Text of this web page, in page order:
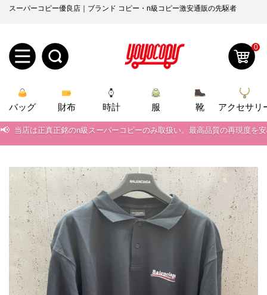
スーパーコピー優良店｜ブランド コピー・n級コピー激安通販の先駆者
規
ユ
ザ
ー
登
録
ロ
グ
ン
ーら
yoyocopys@gmail.com
0
バッグ 財布 時計 服 靴
アクセサリ
当店は正真正銘のn級スーパーコピーのみ取扱い。最高品質の再現度を
2026春の新作続々更新中！期間中のご注文でお得な割引をご利用いただ
📢 新作入荷！ルイ・ヴィトンスーパーコピー バッグ最新モデルが登場。